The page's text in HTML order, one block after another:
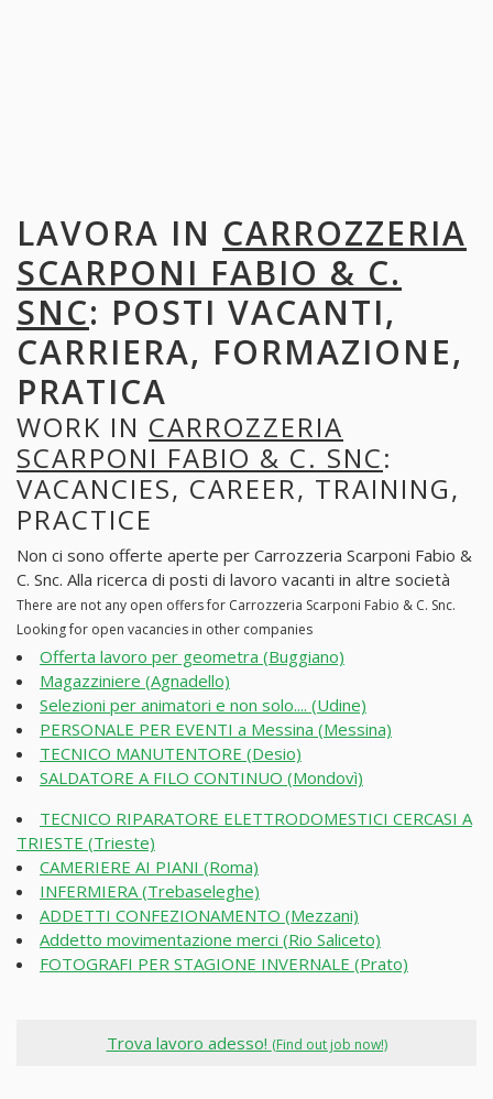
LAVORA IN CARROZZERIA
SCARPONI FABIO & C.
SNC: POSTI VACANTI,
CARRIERA, FORMAZIONE,
PRATICA
WORK IN CARROZZERIA
SCARPONI FABIO & C. SNC:
VACANCIES, CAREER, TRAINING,
PRACTICE
Non ci sono offerte aperte per Carrozzeria Scarponi Fabio &
C. Snc. Alla ricerca di posti di lavoro vacanti in altre società
There are not any open offers for Carrozzeria Scarponi Fabio & C. Snc.
Looking for open vacancies in other companies
Offerta lavoro per geometra (Buggiano)
Magazziniere (Agnadello)
Selezioni per animatori e non solo.... (Udine)
PERSONALE PER EVENTI a Messina (Messina)
TECNICO MANUTENTORE (Desio)
SALDATORE A FILO CONTINUO (Mondovì)
TECNICO RIPARATORE ELETTRODOMESTICI CERCASI A
TRIESTE (Trieste)
CAMERIERE AI PIANI (Roma)
INFERMIERA (Trebaseleghe)
ADDETTI CONFEZIONAMENTO (Mezzani)
Addetto movimentazione merci (Rio Saliceto)
FOTOGRAFI PER STAGIONE INVERNALE (Prato)
Trova lavoro adesso! (Find out job now!)